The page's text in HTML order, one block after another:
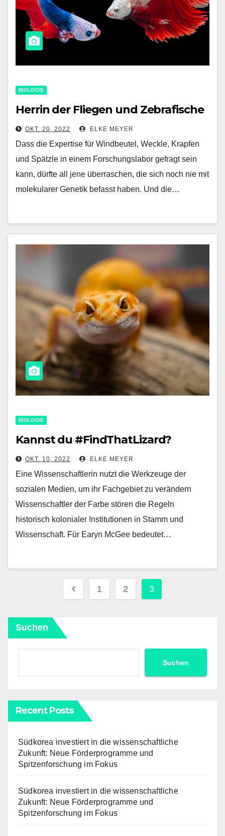
BIOLOGIE
Herrin der Fliegen und Zebrafische
OKT. 20, 2022 ELKE MEYER
Dass die Expertise für Windbeutel, Weckle, Krapfen
und Spätzle in einem Forschungslabor gefragt sein
kann, dürfte all jene überraschen, die sich noch nie mit
molekularer Genetik befasst haben. Und die…
BIOLOGIE
Kannst du #FindThatLizard?
OKT. 10, 2022 ELKE MEYER
Eine Wissenschaftlerin nutzt die Werkzeuge der
sozialen Medien, um ihr Fachgebiet zu verändern
Wissenschaftler der Farbe stören die Regeln
historisch kolonialer Institutionen in Stamm und
Wissenschaft. Für Earyn McGee bedeutet…
Seitennummerierung
Beiträge
1 2 3
Suchen
Suchen
Recent Posts
Südkorea investiert in die wissenschaftliche
Zukunft: Neue Förderprogramme und
Spitzenforschung im Fokus
Südkorea investiert in die wissenschaftliche
Zukunft: Neue Förderprogramme und
Spitzenforschung im Fokus